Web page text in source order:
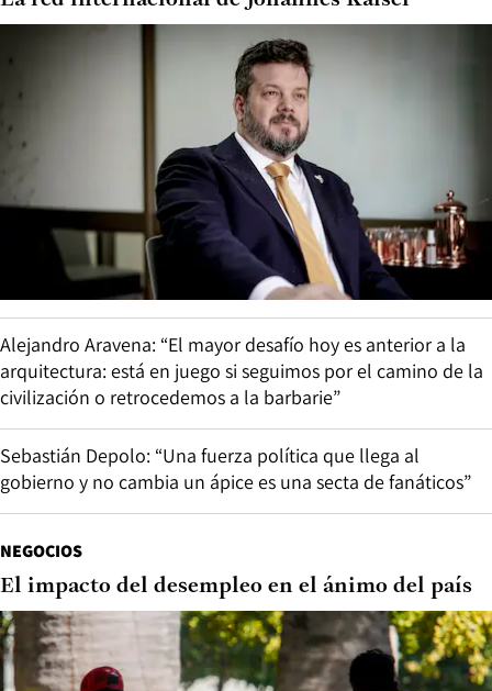
Alejandro Aravena: “El mayor desafío hoy es anterior a la
arquitectura: está en juego si seguimos por el camino de la
civilización o retrocedemos a la barbarie”
Sebastián Depolo: “Una fuerza política que llega al
gobierno y no cambia un ápice es una secta de fanáticos”
NEGOCIOS
El impacto del desempleo en el ánimo del país